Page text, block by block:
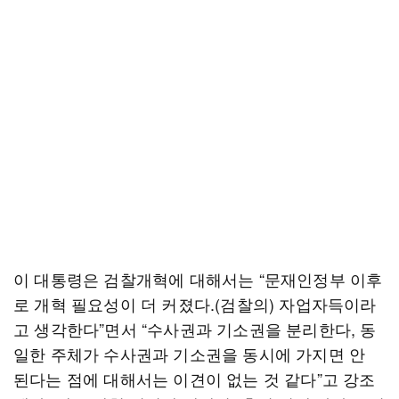
이 대통령은 검찰개혁에 대해서는 “문재인정부 이후
로 개혁 필요성이 더 커졌다.(검찰의) 자업자득이라
고 생각한다”면서 “수사권과 기소권을 분리한다, 동
일한 주체가 수사권과 기소권을 동시에 가지면 안
된다는 점에 대해서는 이견이 없는 것 같다”고 강조